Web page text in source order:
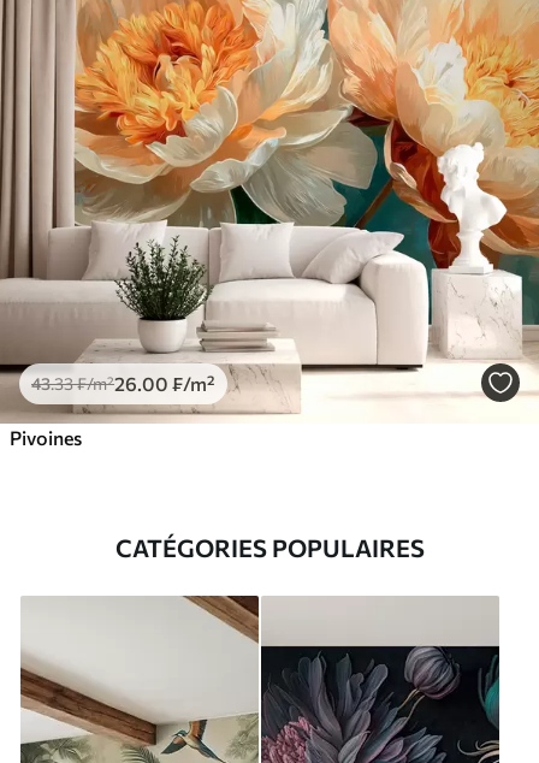
43.33₣/m²26.00 ₣/m²
Pivoines
CATÉGORIES POPULAIRES